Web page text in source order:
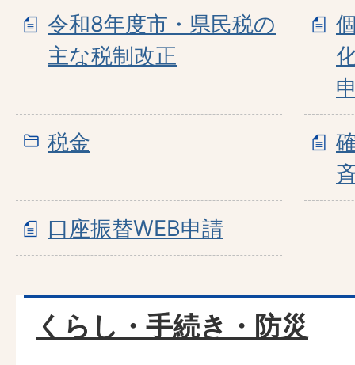
令和8年度市・県民税の
主な税制改正
税金
口座振替WEB申請
くらし・手続き・防災